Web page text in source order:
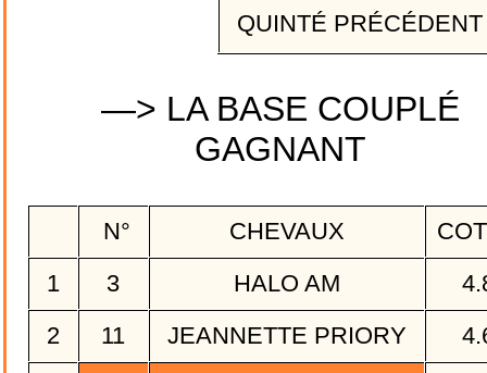
QUINTÉ
—> LA BASE COUPLÉ
GAGNANT
N° CHEVAUX
1
3 HALO AM
2
11 JEANNETTE PRIORY